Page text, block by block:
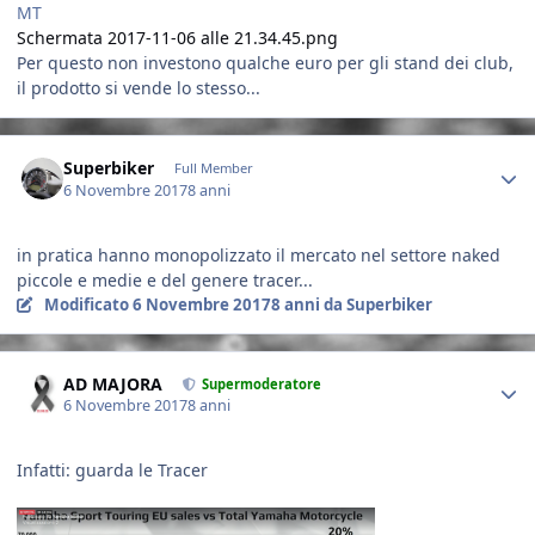
MT
Schermata 2017-11-06 alle 21.34.45.png
Per questo non investono qualche euro per gli stand dei club,
il prodotto si vende lo stesso...
Superbiker Full Member
6 Novembre 20178 anni
in pratica hanno monopolizzato il mercato nel settore naked
piccole e medie e del genere tracer...
Modificato6 Novembre 20178 anni da Superbiker
AD MAJORA Supermoderatore
6 Novembre 20178 anni
Infatti: guarda le Tracer